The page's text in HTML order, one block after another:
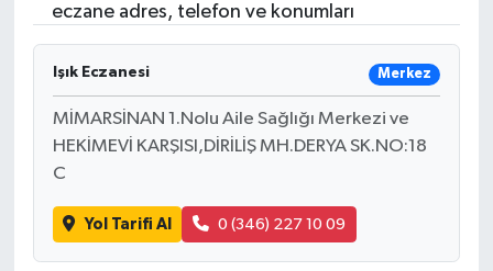
eczane adres, telefon ve konumları
Işık Eczanesi Merkez
MİMARSİNAN 1.Nolu Aile Sağlığı Merkezi ve
HEKİMEVİ KARŞISI,DİRİLİŞ MH.DERYA SK.NO:18
C
Yol Tarifi Al 0 (346) 227 10 09